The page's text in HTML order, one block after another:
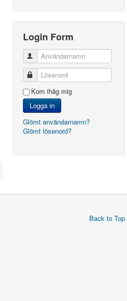
Login Form
Användarnamn
Lösenord
Kom ihåg mig
Logga in
Glömt användarnamn?
Glömt lösenord?
Back to Top